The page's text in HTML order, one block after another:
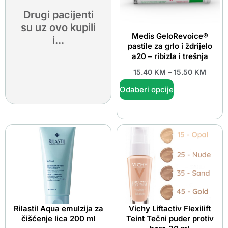
Drugi pacijenti
su uz ovo kupili
i...
Medis GeloRevoice®
pastile za grlo i ždrijelo
a20 – ribizla i trešnja
15.40 KM – 15.50 KM
Odaberi opcije
Rilastil Aqua emulzija za
čišćenje lica 200 ml
Vichy Liftactiv Flexilift
Teint Tečni puder protiv